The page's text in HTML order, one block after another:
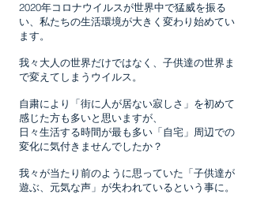
2020年コロナウイルスが世界中で猛威を振る
い、私たちの生活環境が大きく変わり始めてい
ます。
我々大人の世界だけではなく、子供達の世界ま
で変えてしまうウイルス。
自粛により「街に人が居ない寂しさ」を初めて
感じた方も多いと思いますが、
日々生活する時間が最も多い「自宅」周辺での
変化に気付きませんでしたか？
我々が当たり前のように思っていた「子供達が
遊ぶ、元気な声」が失われているという事に。